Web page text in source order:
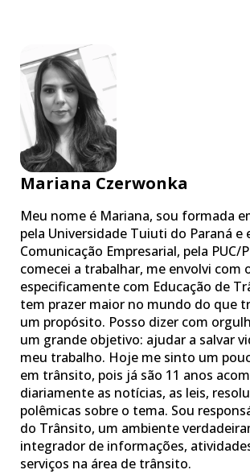
Mariana Czerwonka
Meu nome é Mariana, sou formada
pela Universidade Tuiuti do Paraná e
Comunicação Empresarial, pela PUC/
comecei a trabalhar, me envolvi com
especificamente com Educação de
tem prazer maior no mundo do que
um propósito. Posso dizer com
um grande objetivo: ajudar a salvar
meu trabalho. Hoje me sinto um
em trânsito, pois já são 11 anos
diariamente as notícias, as leis,
polêmicas sobre o tema. Sou
do Trânsito, um ambiente
integrador de informações,
serviços na área de trânsito.